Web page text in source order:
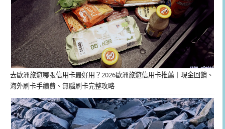
去歐洲旅遊哪張信用卡最好用？2026歐洲旅遊信用卡推薦｜現金回饋、
海外刷卡手續費、無腦刷卡完整攻略